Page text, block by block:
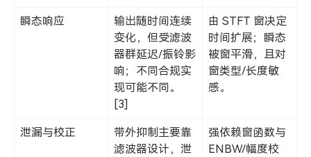
瞬态响应
输出随时间连续
变化，但受滤波
器群延迟/振铃影
响；不同合规实
现可能不同。
[3]
由 STFT 窗决定
时间扩展；瞬态
被窗平滑，且对
窗类型/长度敏
感。
泄漏与校正
带外抑制主要靠
滤波器设计，泄
强依赖窗函数与
ENBW/幅度校